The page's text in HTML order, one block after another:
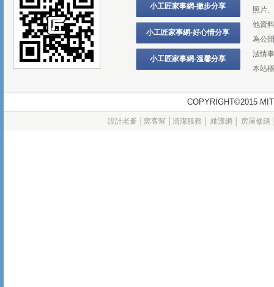
小工匠家事網-撇步分享
小工匠家事網-好心情分享
小工匠家事網-溫馨分享
照片
他資
為公
法情
本站
COPYRIGHT©2015
設計老爹 窩客幫 清潔服務 維護網 房屋修繕